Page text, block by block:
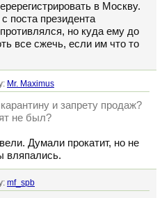
в Москву.
поста президента
но куда ему до
все сжечь, если им что то
Mr. Maximus
и запрету продаж?
не был?
Думали прокатит, но не
вляпались.
mf_spb